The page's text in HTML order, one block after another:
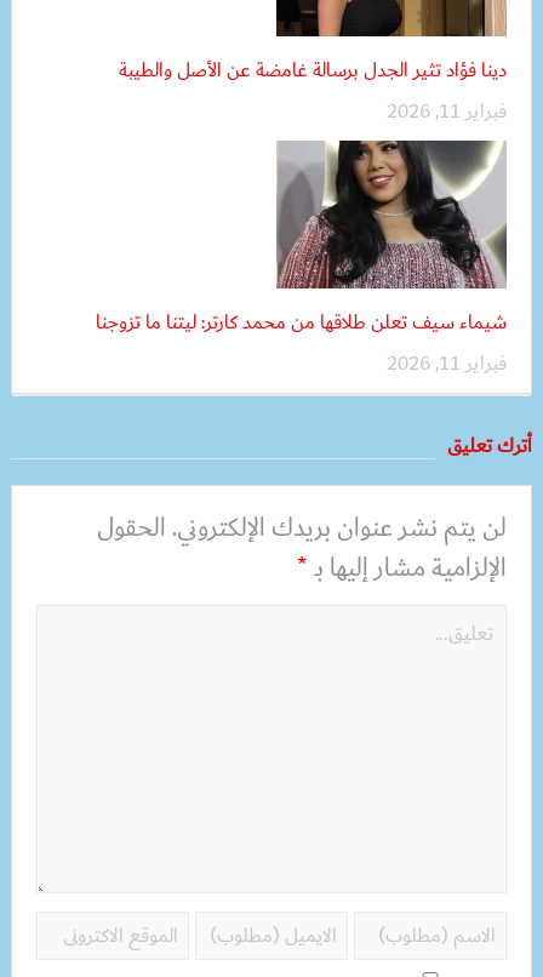
دينا فؤاد تثير الجدل برسالة غامضة عن الأصل والطيبة
فبراير 11, 2026
شيماء سيف تعلن طلاقها من محمد كارتر: ليتنا ما تزوجنا
فبراير 11, 2026
أترك تعليق
لن يتم نشر عنوان بريدك الإلكتروني.الحقول
الإلزامية مشار إليها بـ*